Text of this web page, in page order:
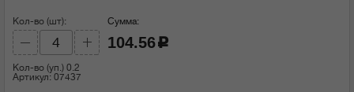
Кол-во (шт):
Кол-во (уп.) 0.2
Артикул: 07437
Сумма:
104.56 c